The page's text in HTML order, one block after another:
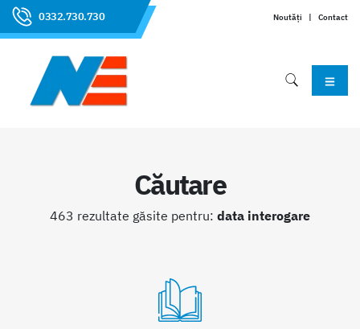
0332.730.730 Noutăți | Contact
Căutare
463 rezultate găsite pentru: data interogare